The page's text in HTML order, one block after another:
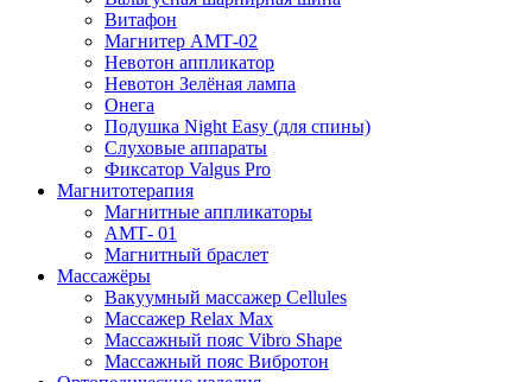
Витафон
Магнитер АМТ-02
Невотон аппликатор
Невотон Зелёная лампа
Онега
Подушка Night Easy (для спины)
Слуховые аппараты
Фиксатор Valgus Pro
Магнитотерапия
Магнитные аппликаторы
АМТ- 01
Магнитный браслет
Массажёры
Вакуумный массажер Cellules
Массажер Relax Max
Массажный пояс Vibro Shape
Массажный пояс Вибротон